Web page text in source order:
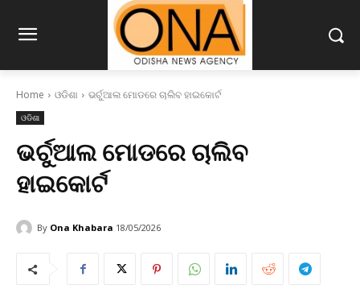
Home ଓଡିଶା ଭର୍ଚୁଆଲ ମୋଡରେ ଚାଲିବ ହାଇକୋର୍ଟ
ଓଡିଶା
ଭର୍ଚୁଆଲ ମୋଡରେ ଚାଲିବ
ହାଇକୋର୍ଟ
By Ona Khabara 18/05/2026